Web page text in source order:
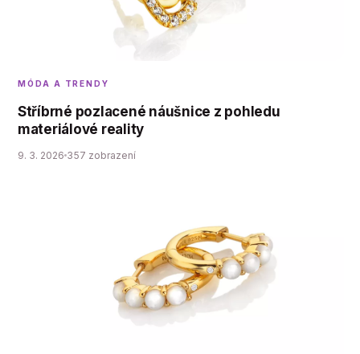
MÓDA A TRENDY
Stříbrné pozlacené náušnice z pohledu
materiálové reality
9. 3. 2026 357 zobrazení